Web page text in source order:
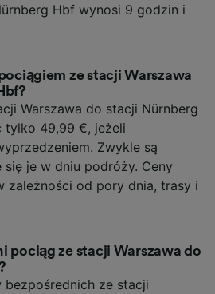
Hbf wynosi 9 godzin i
ze stacji Warszawa
Warszawa do stacji Nürnberg
tylko 49,99 €, jeżeli
Zwykle są
je w dniu podróży. Ceny
zależności od pory dnia, trasy i
pociąg ze stacji Warszawa do
bezpośrednich ze stacji